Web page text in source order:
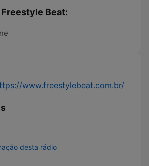
Beat:
www.freestylebeat.com.br/
desta rádio